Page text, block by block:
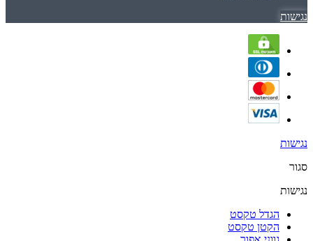
נגישות
נגישות
סגור
נגישות
הגדל טקסט
הקטן טקסט